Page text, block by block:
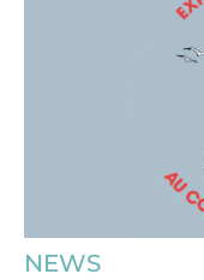
NEWS